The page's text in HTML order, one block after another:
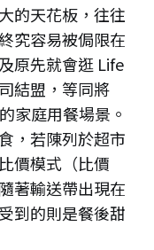
的天花板，往往
究容易被侷限在
原先就會逛 Life
結盟，等同將
家庭用餐場景。
，若陳列於超市
價模式（比價
著輸送帶出現在
到的則是餐後甜